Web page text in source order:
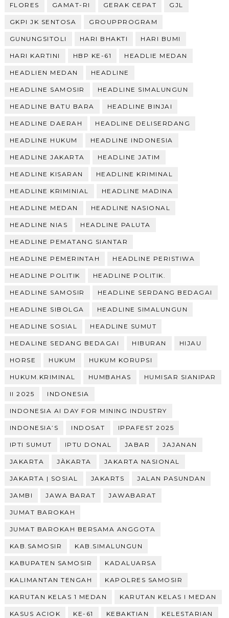
FLORES GAMAT-RI GERAK CEPAT GJL
GKPI JK SENTOSA GROUPPROGRAM
GUNUNGSITOLI HARI BHAKTI HARI BUMI
HARI KARTINI HBP KE-61 HEADLIE MEDAN
HEADLIEN MEDAN HEADLINE
HEADLINE SAMOSIR HEADLINE SIMALUNGUN
HEADLINE BATU BARA HEADLINE BINJAI
HEADLINE DAERAH HEADLINE DELISERDANG
HEADLINE HUKUM HEADLINE INDONESIA
HEADLINE JAKARTA HEADLINE JATIM
HEADLINE KISARAN HEADLINE KRIMINAL
HEADLINE KRIMINIAL HEADLINE MADINA
HEADLINE MEDAN HEADLINE NASIONAL
HEADLINE NIAS HEADLINE PALUTA
HEADLINE PEMATANG SIANTAR
HEADLINE PEMERINTAH HEADLINE PERISTIWA
HEADLINE POLITIK HEADLINE POLITIK.
HEADLINE SAMOSIR HEADLINE SERDANG BEDAGAI
HEADLINE SIBOLGA HEADLINE SIMALUNGUN
HEADLINE SOSIAL HEADLINE SUMUT
HEDALINE SEDANG BEDAGAI HIBURAN HIJAU
HORSE HUKUM HUKUM KORUPSI
HUKUM.KRIMINAL HUMBAHAS HUMISAR SIANIPAR
II 2025 INDONESIA
INDONESIA AI DAY FOR MINING INDUSTRY
INDONESIA’S INDOSAT IPPAFEST 2025
IPTI SUMUT IPTU DONAL JABAR JAJANAN
JAKARTA JÀKARTA JAKARTA NASIONAL
JAKARTA | SOSIAL JAKARTS JALAN PASUNDAN
JAMBI JAWA BARAT JAWABARAT
JUMAT BAROKAH
JUMAT BAROKAH BERSAMA ANGGOTA
KAB.SAMOSIR KAB.SIMALUNGUN
KABUPATEN SAMOSIR KADALUARSA
KALIMANTAN TENGAH KAPOLRES SAMOSIR
KARUTAN KELAS 1 MEDAN KARUTAN KELAS I MEDAN
KASUS ACIOK KE-61 KEBAKTIAN KELESTARIAN